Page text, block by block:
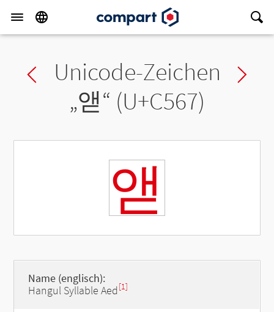
Previous char
Unicode-Zeichen
„앧“ (U+C567)
앧
Name (englisch):
Hangul Syllable Aed[1]